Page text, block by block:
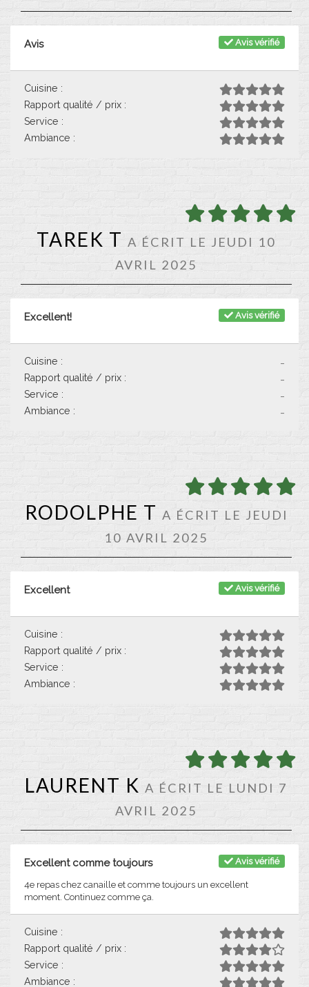
Avis vérifié
Avis
Cuisine :
Rapport qualité / prix :
Service :
Ambiance :
TAREK T A ÉCRIT LE JEUDI 10
AVRIL 2025
Avis vérifié
Excellent!
-
Cuisine :
-
Rapport qualité / prix :
-
Service :
-
Ambiance :
RODOLPHE T A ÉCRIT LE JEUDI
10 AVRIL 2025
Avis vérifié
Excellent
Cuisine :
Rapport qualité / prix :
Service :
Ambiance :
LAURENT K A ÉCRIT LE LUNDI 7
AVRIL 2025
Avis vérifié
Excellent comme toujours
4e repas chez canaille et comme toujours un excellent
moment. Continuez comme ça.
Cuisine :
Rapport qualité / prix :
Service :
Ambiance :